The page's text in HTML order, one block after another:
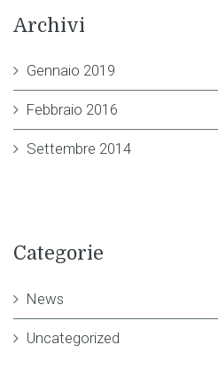
Archivi
Gennaio 2019
Febbraio 2016
Settembre 2014
Categorie
News
Uncategorized